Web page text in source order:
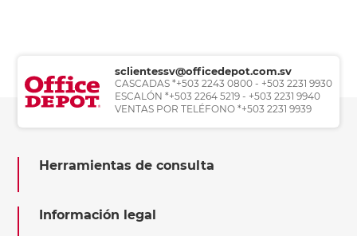
sclientessv@officedepot.com.sv
CASCADAS *+503 2243 0800 - +503 2231 9930
ESCALÓN *+503 2264 5219 - +503 2231 9940
VENTAS POR TELÉFONO *+503 2231 9939
Herramientas de consulta
Información legal